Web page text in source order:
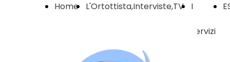
Home L'Ortottista,Interviste,TV I
servizi